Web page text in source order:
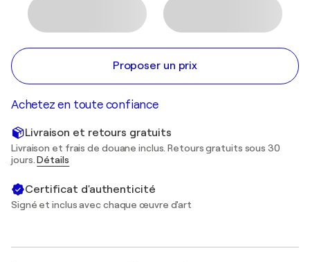
Proposer un prix
Achetez en toute confiance
Livraison et retours gratuits
Livraison et frais de douane inclus. Retours gratuits sous 30
jours.Détails
Certificat d'authenticité
Signé et inclus avec chaque œuvre d'art